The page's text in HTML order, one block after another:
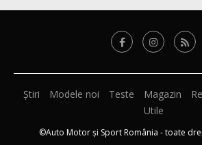
Știri Modele noi Teste Magazin
Utile
©Auto Motor și Sport România - toate